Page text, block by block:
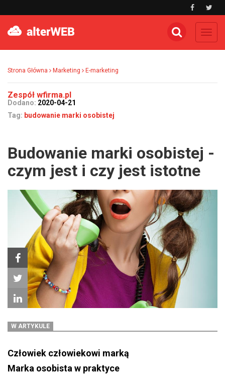
Strona Główna Marketing E-marketing
Zespół wfirma.pl
Dodano: 2020-04-21
Tag: budowanie marki osobistej
Budowanie marki osobistej -
czym jest i czy jest istotne
W ARTYKULE
Człowiek człowiekowi marką
Marka osobista w praktyce